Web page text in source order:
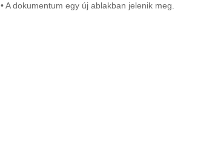
• A dokumentum egy új ablakban jelenik meg.